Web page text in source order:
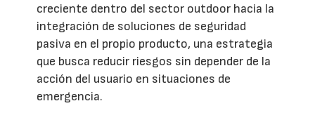
creciente dentro del sector outdoor hacia la
integración de soluciones de seguridad
pasiva en el propio producto, una estrategia
que busca reducir riesgos sin depender de la
acción del usuario en situaciones de
emergencia.